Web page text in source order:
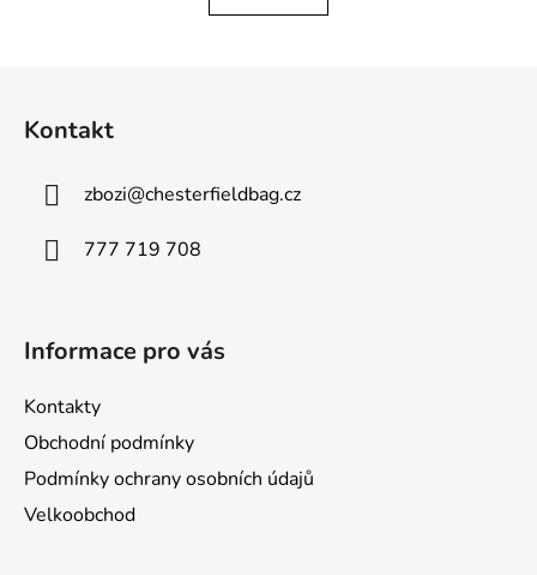
Kontakt
zbozi@chesterfieldbag.cz
777 719 708
Informace pro vás
Kontakty
Obchodní podmínky
Podmínky ochrany osobních údajů
Velkoobchod